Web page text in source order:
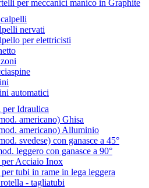
per meccanici manico in Graphite
nervati
per elettricisti
automatici
Idraulica
americano) Ghisa
americano) Alluminio
svedese) con ganasce a 45°
leggero con ganasce a 90°
Acciaio Inox
tubi in rame in lega leggera
- tagliatubi